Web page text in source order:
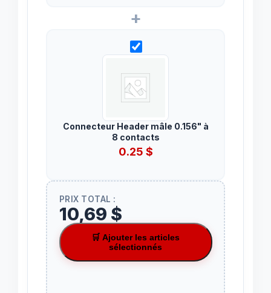
+
Connecteur Header mâle 0.156" à
8 contacts
0.25 $
PRIX TOTAL :
10,69 $
🛒 Ajouter les articles
sélectionnés